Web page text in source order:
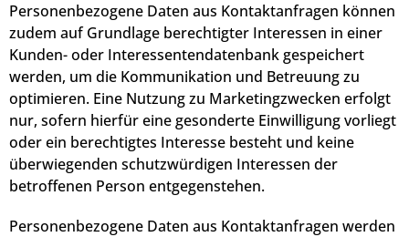
Personenbezogene Daten aus Kontaktanfragen können
zudem auf Grundlage berechtigter Interessen in einer
Kunden- oder Interessentendatenbank gespeichert
werden, um die Kommunikation und Betreuung zu
optimieren. Eine Nutzung zu Marketingzwecken erfolgt
nur, sofern hierfür eine gesonderte Einwilligung vorliegt
oder ein berechtigtes Interesse besteht und keine
überwiegenden schutzwürdigen Interessen der
betroffenen Person entgegenstehen.
Personenbezogene Daten aus Kontaktanfragen werden